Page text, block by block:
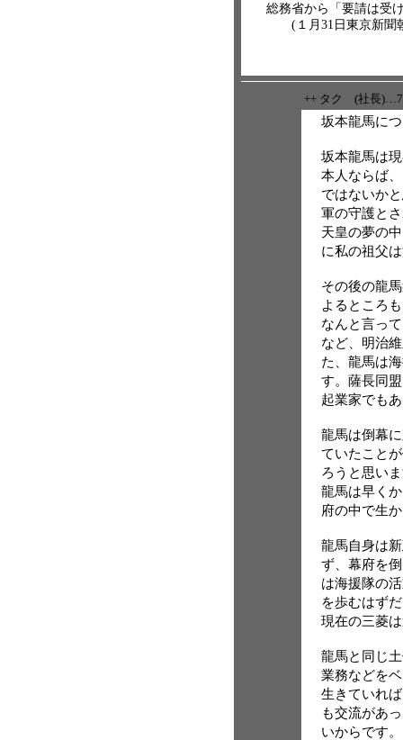
総務省から「要請は受
(１月31日東京新聞
++ タク (社長
坂本龍馬に
坂本龍馬は
本人ならば
ではないか
軍の守護と
天皇の夢の
に私の祖父
その後の龍
よるところ
なんと言っ
など、明治
た、龍馬は
す。薩長同
起業家でも
龍馬は倒幕
ていたこと
ろうと思い
龍馬は早く
府の中で生
龍馬自身は
ず、幕府を
は海援隊の
を歩むはず
現在の三菱
龍馬と同じ
業務などを
生きていれ
も交流があ
いからです